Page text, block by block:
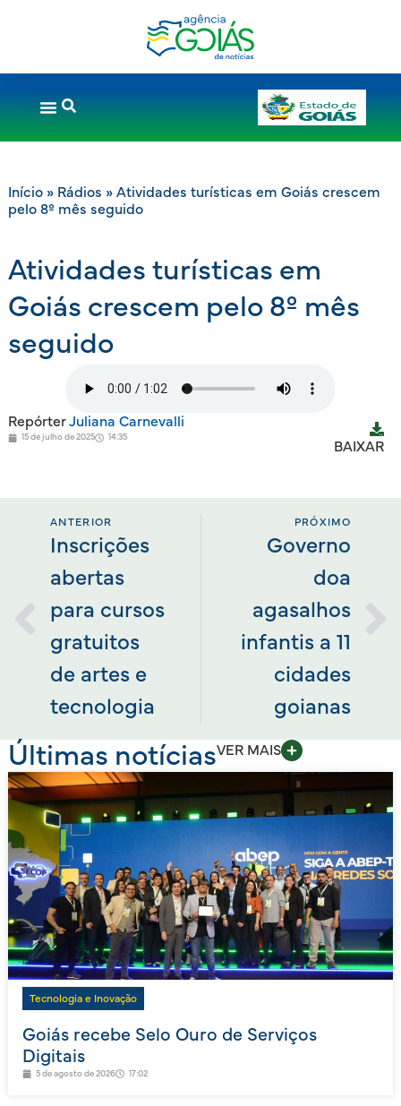
Início» Rádios » Atividades turísticas em Goiás crescem
pelo 8º mês seguido
Atividades turísticas em
Goiás crescem pelo 8º mês
seguido
RepórterJuliana Carnevalli
15 de julho de 2025 14:35
BAIXAR
ANTERIOR
Inscrições
abertas
para cursos
gratuitos
de artes e
tecnologia
PRÓXIMO
Governo
doa
agasalhos
infantis a 11
cidades
goianas
Últimas notíciasVER MAIS
Tecnologia e Inovação
Goiás recebe Selo Ouro de Serviços
Digitais
5 de agosto de 2026 17:02